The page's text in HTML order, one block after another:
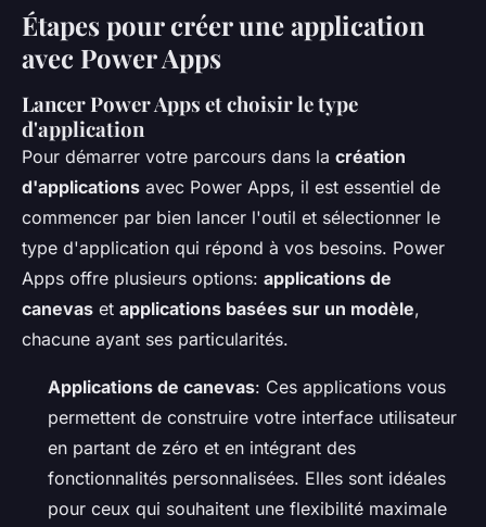
Étapes pour créer une application
avec Power Apps
Lancer Power Apps et choisir le type
d'application
Pour démarrer votre parcours dans la création
d'applications avec Power Apps, il est essentiel de
commencer par bien lancer l'outil et sélectionner le
type d'application qui répond à vos besoins. Power
Apps offre plusieurs options: applications de
canevas et applications basées sur un modèle,
chacune ayant ses particularités.
Applications de canevas: Ces applications vous
permettent de construire votre interface utilisateur
en partant de zéro et en intégrant des
fonctionnalités personnalisées. Elles sont idéales
pour ceux qui souhaitent une flexibilité maximale